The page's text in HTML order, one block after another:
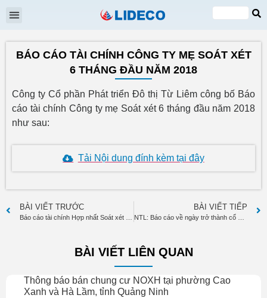
VI
EN
BÁO CÁO TÀI CHÍNH CÔNG TY MẸ SOÁT XÉT
6 THÁNG ĐẦU NĂM 2018
Công ty Cổ phần Phát triển Đô thị Từ Liêm công bố Báo
cáo tài chính Công ty mẹ Soát xét 6 tháng đầu năm 2018
như sau:
Tải Nội dung đính kèm tại đây
BÀI VIẾT TRƯỚC BÀI VIẾT TIẾP
BÀI VIẾT LIÊN QUAN
Thông báo bán chung cư NOXH tại phường Cao
Xanh và Hà Lầm, tỉnh Quảng Ninh